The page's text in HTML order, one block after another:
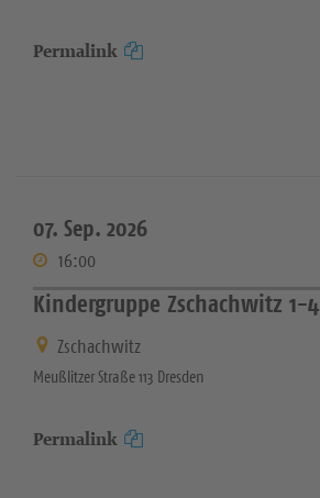
Permalink
07. Sep. 2026
16:00
Kindergruppe Zschachwitz 1-4
Zschachwitz
Meußlitzer Straße 113 Dresden
Permalink